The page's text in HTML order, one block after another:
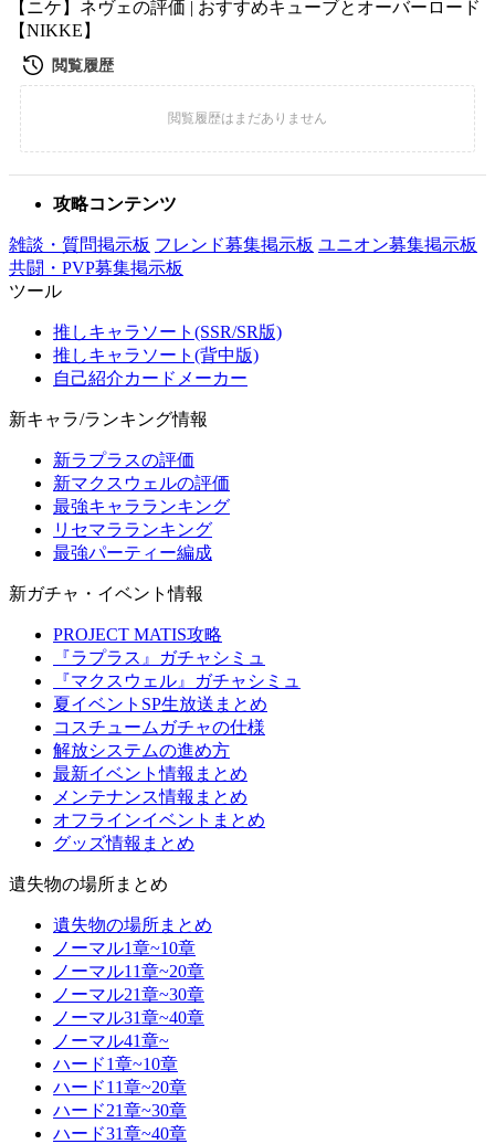
【ニケ】ネヴェの評価 | おすすめキューブとオーバーロード
【NIKKE】
攻略コンテンツ
雑談・質問掲示板 フレンド募集掲示板 ユニオン募集掲示板
共闘・PVP募集掲示板
ツール
推しキャラソート(SSR/SR版)
推しキャラソート(背中版)
自己紹介カードメーカー
新キャラ/ランキング情報
新ラプラスの評価
新マクスウェルの評価
最強キャラランキング
リセマラランキング
最強パーティー編成
新ガチャ・イベント情報
PROJECT MATIS攻略
『ラプラス』ガチャシミュ
『マクスウェル』ガチャシミュ
夏イベントSP生放送まとめ
コスチュームガチャの仕様
解放システムの進め方
最新イベント情報まとめ
メンテナンス情報まとめ
オフラインイベントまとめ
グッズ情報まとめ
遺失物の場所まとめ
遺失物の場所まとめ
ノーマル1章~10章
ノーマル11章~20章
ノーマル21章~30章
ノーマル31章~40章
ノーマル41章~
ハード1章~10章
ハード11章~20章
ハード21章~30章
ハード31章~40章